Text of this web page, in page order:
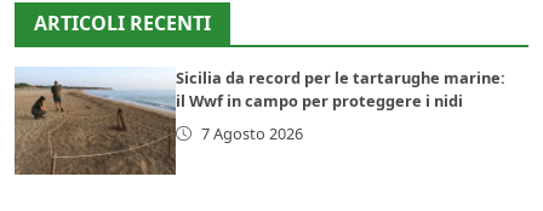
ARTICOLI RECENTI
Sicilia da record per le tartarughe marine:
il Wwf in campo per proteggere i nidi
7 Agosto 2026